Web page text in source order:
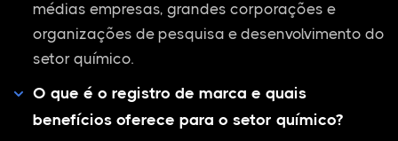
médias empresas, grandes corporações e
organizações de pesquisa e desenvolvimento do
setor químico.
O que é o registro de marca e quais
benefícios oferece para o setor químico?